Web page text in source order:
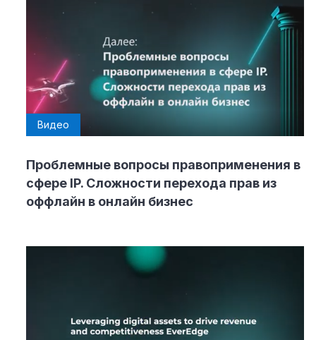
Видео
Проблемные вопросы правоприменения в
сфере IP. Сложности перехода прав из
оффлайн в онлайн бизнес